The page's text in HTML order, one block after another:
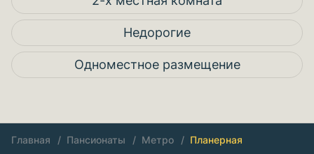
Недорогие
Одноместное размещение
Главная Пансионаты Метро Планерная